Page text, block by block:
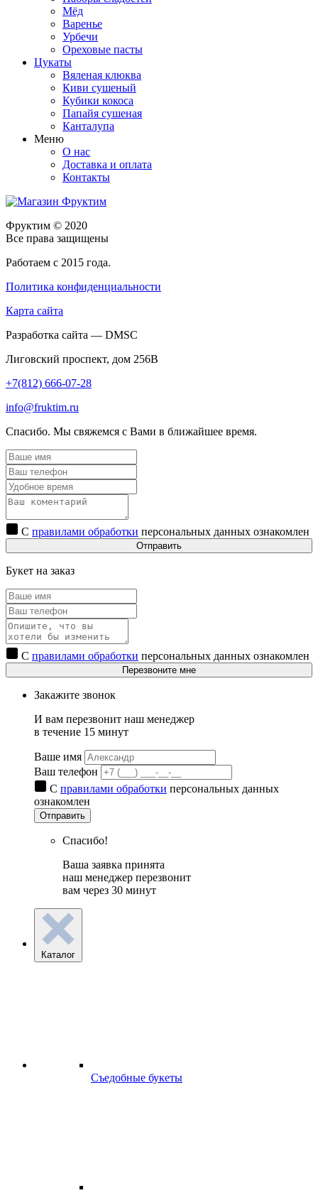
Мёд
Варенье
Урбечи
Ореховые пасты
Цукаты
Вяленая клюква
Киви сушеный
Кубики кокоса
Папайя сушеная
Канталупа
Меню
О нас
Доставка и оплата
Контакты
Фруктим © 2020
Все права защищены
Работаем с 2015 года.
Политика конфиденциальности
Карта сайта
Разработка сайта — DMSC
Лиговский проспект, дом 256В
+7(812) 666-07-28
info@fruktim.ru
Спасибо. Мы свяжемся с Вами в ближайшее время.
С правилами обработки персональных данных ознакомлен
Отправить
Букет на заказ
С правилами обработки персональных данных ознакомлен
Перезвоните мне
Закажите звонок
И вам перезвонит наш менеджер
в течение 15 минут
Ваше имя
Ваш телефон
С правилами обработки персональных данных
ознакомлен
Отправить
Спасибо!
Ваша заявка принята
наш менеджер перезвонит
вам через 30 минут
Каталог
Съедобные букеты